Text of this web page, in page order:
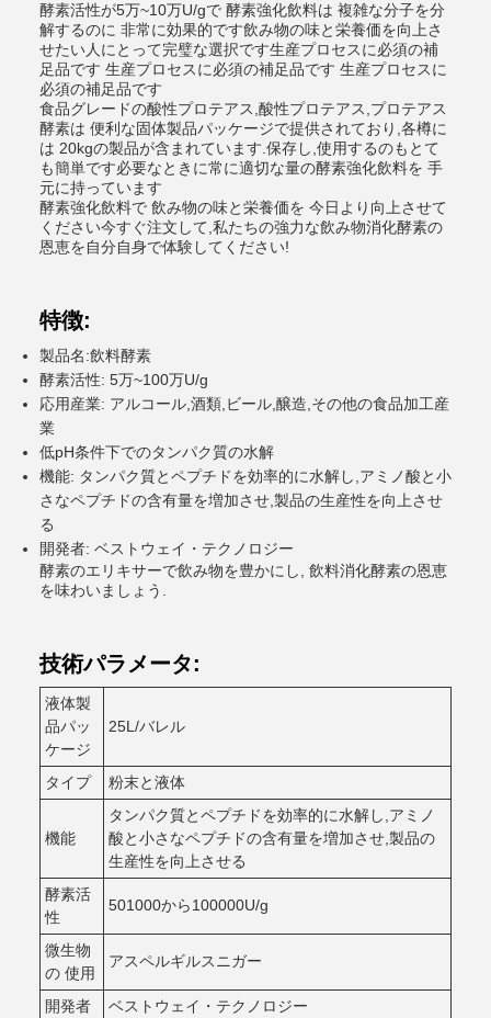
酵素活性が5万~10万U/gで 酵素強化飲料は 複雑な分子を分
解するのに 非常に効果的です飲み物の味と栄養価を向上さ
せたい人にとって完璧な選択です生産プロセスに必須の補
足品です 生産プロセスに必須の補足品です 生産プロセスに
必須の補足品です
食品グレードの酸性プロテアス,酸性プロテアス,プロテアス
酵素は 便利な固体製品パッケージで提供されており,各樽に
は 20kgの製品が含まれています.保存し,使用するのもとて
も簡単です必要なときに常に適切な量の酵素強化飲料を 手
元に持っています
酵素強化飲料で 飲み物の味と栄養価を 今日より向上させて
ください今すぐ注文して,私たちの強力な飲み物消化酵素の
恩恵を自分自身で体験してください!
特徴:
製品名:飲料酵素
酵素活性: 5万~100万U/g
応用産業: アルコール,酒類,ビール,醸造,その他の食品加工産
業
低pH条件下でのタンパク質の水解
機能: タンパク質とペプチドを効率的に水解し,アミノ酸と小
さなペプチドの含有量を増加させ,製品の生産性を向上させ
る
開発者: ベストウェイ・テクノロジー
酵素のエリキサーで飲み物を豊かにし, 飲料消化酵素の恩恵
を味わいましょう.
技術パラメータ:
液体製
品パッ
ケージ
25L/バレル
タイプ 粉末と液体
機能
タンパク質とペプチドを効率的に水解し,アミノ
酸と小さなペプチドの含有量を増加させ,製品の
生産性を向上させる
酵素活
性
501000から100000U/g
微生物
の 使用
アスペルギルスニガー
開発者 ベストウェイ・テクノロジー